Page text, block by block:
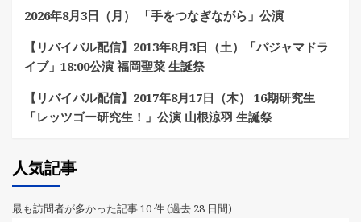
2026年8月3日（月） 「手をつなぎながら」公演
【リバイバル配信】2013年8月3日（土）「パジャマドラ
イブ」18:00公演 福岡聖菜 生誕祭
【リバイバル配信】2017年8月17日（木） 16期研究生
「レッツゴー研究生！」公演 山根涼羽 生誕祭
人気記事
最も訪問者が多かった記事 10 件 (過去 28 日間)